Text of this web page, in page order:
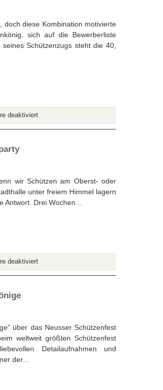
Tambouren
und
Trommeln
diese Kombination motivierte
sich auf die Bewerberliste
Schützenzugs steht die 40,
deaktiviertfür
Gespräch
Martin:
40,
60,
König
zu
werden!
wir Schützen am Oberst- oder
unter freiem Himmel lagern
Antwort. Drei Wochen…
deaktiviertfür
Biwakierende
Megaparty
über das Neusser Schützenfest
weltweit größten Schützenfest
Detailaufnahmen und
der…